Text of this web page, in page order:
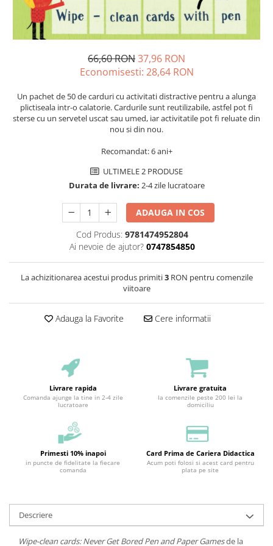
66,60 RON37,96 RON
Economisesti: 28,64 RON
Un pachet de 50 de carduri cu activitati distractive pentru a alunga
plictiseala intr-o calatorie. Cardurile sunt reutilizabile, astfel pot fi
sterse cu un servetel uscat sau umed, iar activitatile pot fi reluate din
nou si din nou.
Recomandat: 6 ani+
ULTIMELE 2 PRODUSE
Durata de livrare: 2-4 zile lucratoare
ADAUGA IN COS
Cod Produs: 9781474952804
Ai nevoie de ajutor? 0747854850
La achizitionarea acestui produs primiti3RON pentru comenzile
viitoare
Adauga la Favorite Cere informatii
Livrare rapida
Comanda ajunge la tine in 2-4 zile
lucratoare
Livrare gratuita
la comenzile peste 200 lei la
domiciliu
Primesti 10% inapoi
in puncte de fidelitate la fiecare
comanda
Card Prima de Cariera Didactica
Acum poti folosi si acest card pentru
plata pe site
Descriere
Wipe-clean cards: Never Get Bored Pen and Paper Gamesde la